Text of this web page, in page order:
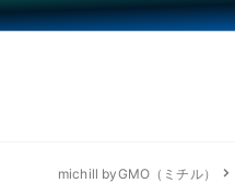
michill byGMO（ミチル）